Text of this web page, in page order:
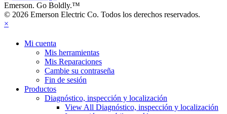
Emerson. Go Boldly.™
© 2026 Emerson Electric Co. Todos los derechos reservados.
×
Mi cuenta
Mis herramientas
Mis Reparaciones
Cambie su contraseña
Fin de sesión
Productos
Diagnóstico, inspección y localización
View All Diagnóstico, inspección y localización